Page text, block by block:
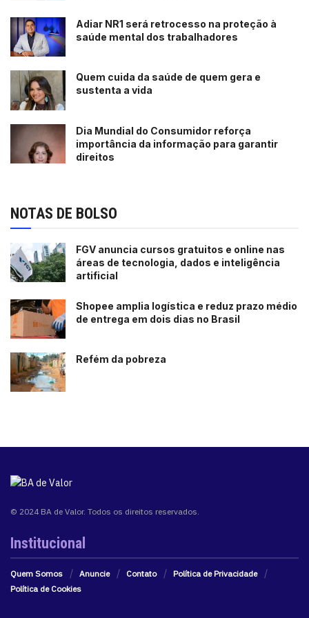
Adiar NR1 será retrocesso na proteção à
saúde mental dos trabalhadores
Quem cuida da saúde de quem gera e
sustenta a vida
Dia Mundial do Consumidor reforça
importância da informação para garantir
direitos
NOTAS DE BOLSO
FGV anuncia cursos gratuitos e online nas
áreas de tecnologia, dados e inteligência
artificial
Shopee amplia logística e reduz prazo médio
de entrega em dois dias no Brasil
Refém da pobreza
© 2024 BA de Valor. Todos os direitos reservados.
Institucional
Quem Somos Anuncie Contato
Política de Privacidade
Política de Cookies